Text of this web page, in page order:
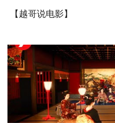
【越哥说电影】